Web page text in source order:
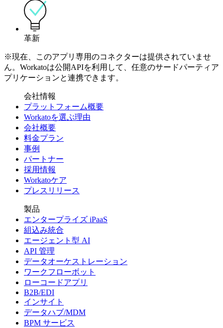
革新
※現在、このアプリ専用のコネクターは提供されていませ
ん。Workatoは公開APIを利用して、任意のサードパーティア
プリケーションと連携できます。
会社情報
プラットフォーム概要
Workatoを選ぶ理由
会社概要
料金プラン
事例
パートナー
採用情報
Workatoケア
プレスリリース
製品
エンタープライズ iPaaS
組込み統合
エージェント型 AI
API 管理
データオーケストレーション
ワークフローボット
ローコードアプリ
B2B/EDI
インサイト
データハブ/MDM
BPM サービス